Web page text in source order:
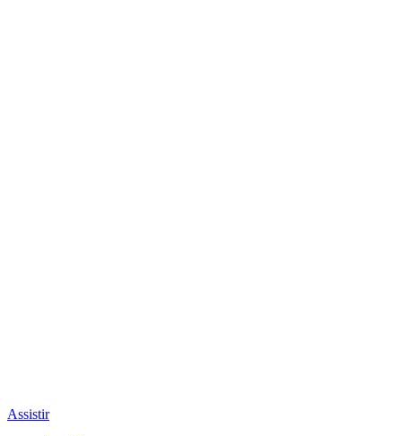
Assistir